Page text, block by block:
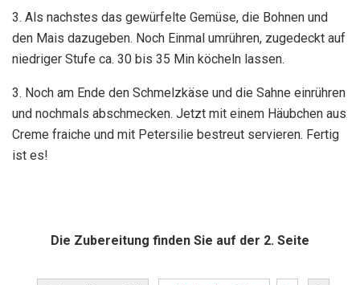
3. Als nachstes das gewürfelte Gemüse, die Bohnen und
den Mais dazugeben. Noch Einmal umrühren, zugedeckt auf
niedriger Stufe ca. 30 bis 35 Min köcheln lassen.
3. Noch am Ende den Schmelzkäse und die Sahne einrühren
und nochmals abschmecken. Jetzt mit einem Häubchen aus
Creme fraiche und mit Petersilie bestreut servieren. Fertig
ist es!
Die Zubereitung finden Sie auf der 2. Seite